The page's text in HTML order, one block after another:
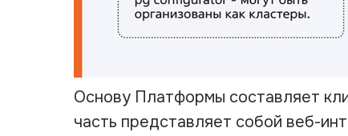
Основу Платформы составляет
часть представляет собой веб-